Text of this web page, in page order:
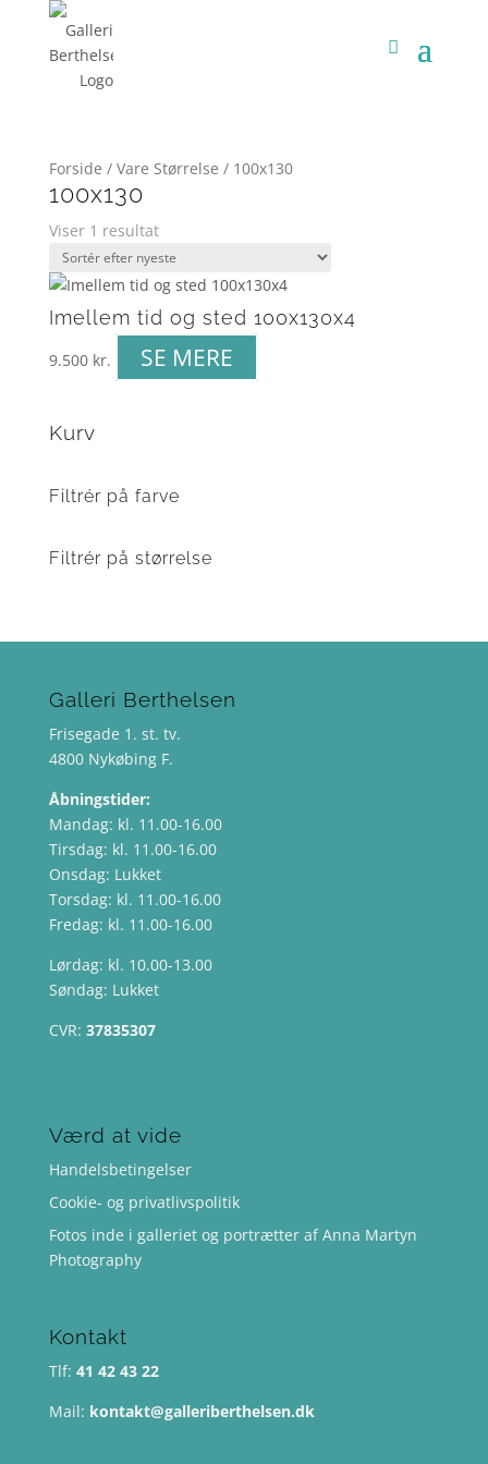
Forside / Vare Størrelse / 100x130
100x130
Viser 1 resultat
Imellem tid og sted 100x130x4
9.500 kr. SE MERE
Kurv
Filtrér på farve
Filtrér på størrelse
Galleri Berthelsen
Frisegade 1. st. tv.
4800 Nykøbing F.
Åbningstider:
Mandag: kl. 11.00-16.00
Tirsdag: kl. 11.00-16.00
Onsdag: Lukket
Torsdag: kl. 11.00-16.00
Fredag: kl. 11.00-16.00
Lørdag: kl. 10.00-13.00
Søndag: Lukket
CVR: 37835307
Værd at vide
Handelsbetingelser
Cookie- og privatlivspolitik
Fotos inde i galleriet og portrætter af Anna Martyn
Photography
Kontakt
Tlf: 41 42 43 22
Mail: kontakt@galleriberthelsen.dk